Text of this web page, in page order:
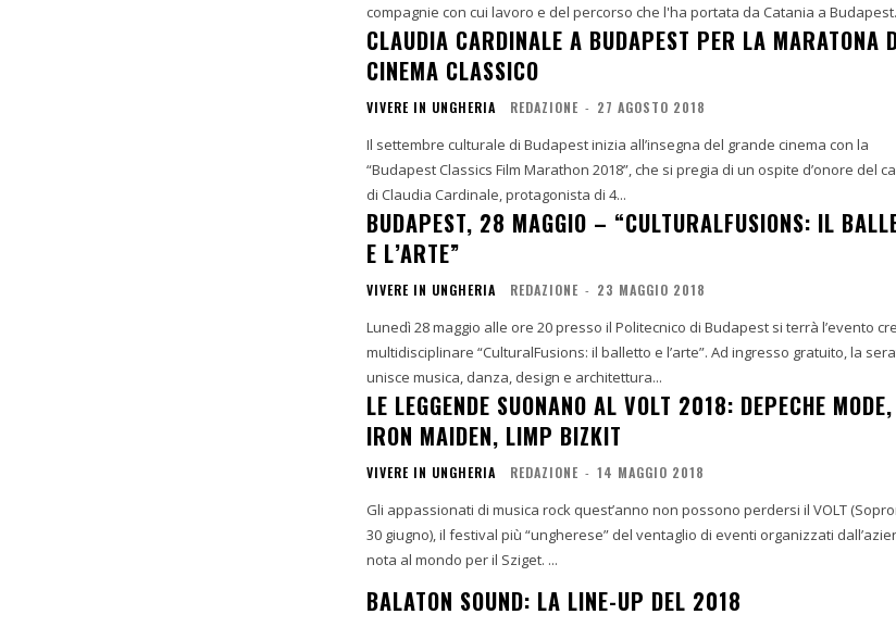
compagnie con cui lavoro e del percorso che l'ha portata da Catania a Budapest.
CLAUDIA CARDINALE A BUDAPEST PER LA MARATONA
CINEMA CLASSICO
VIVERE IN UNGHERIA REDAZIONE - 27 AGOSTO 2018
Il settembre culturale di Budapest inizia all’insegna del grande cinema con la
“Budapest Classics Film Marathon 2018”, che si pregia di un ospite d’onore del
di Claudia Cardinale, protagonista di 4...
BUDAPEST, 28 MAGGIO – “CULTURALFUSIONS: IL
E L’ARTE”
VIVERE IN UNGHERIA REDAZIONE - 23 MAGGIO 2018
Lunedì 28 maggio alle ore 20 presso il Politecnico di Budapest si terrà l’evento
multidisciplinare “CulturalFusions: il balletto e l’arte”. Ad ingresso gratuito, la
unisce musica, danza, design e architettura...
LE LEGGENDE SUONANO AL VOLT 2018: DEPECHE MODE,
IRON MAIDEN, LIMP BIZKIT
VIVERE IN UNGHERIA REDAZIONE - 14 MAGGIO 2018
Gli appassionati di musica rock quest’anno non possono perdersi il VOLT
30 giugno), il festival più “ungherese” del ventaglio di eventi organizzati
nota al mondo per il Sziget. ...
BALATON SOUND: LA LINE-UP DEL 2018